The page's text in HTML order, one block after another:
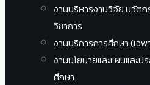
งานบริหารงานวิจัย นวัตก
วิชาการ
งานบริการการศึกษา (เฉพ
งานนโยบายและแผนและ
ศึกษา